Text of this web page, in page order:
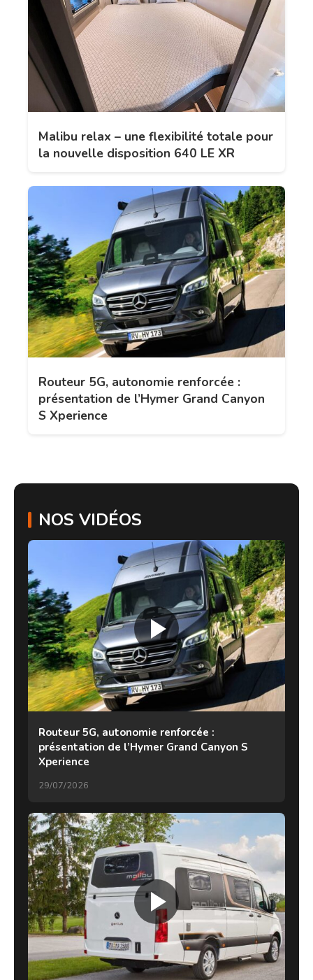
Malibu relax – une flexibilité totale pour
la nouvelle disposition 640 LE XR
Routeur 5G, autonomie renforcée :
présentation de l’Hymer Grand Canyon
S Xperience
NOS VIDÉOS
Routeur 5G, autonomie renforcée :
présentation de l’Hymer Grand Canyon S
Xperience
29/07/2026